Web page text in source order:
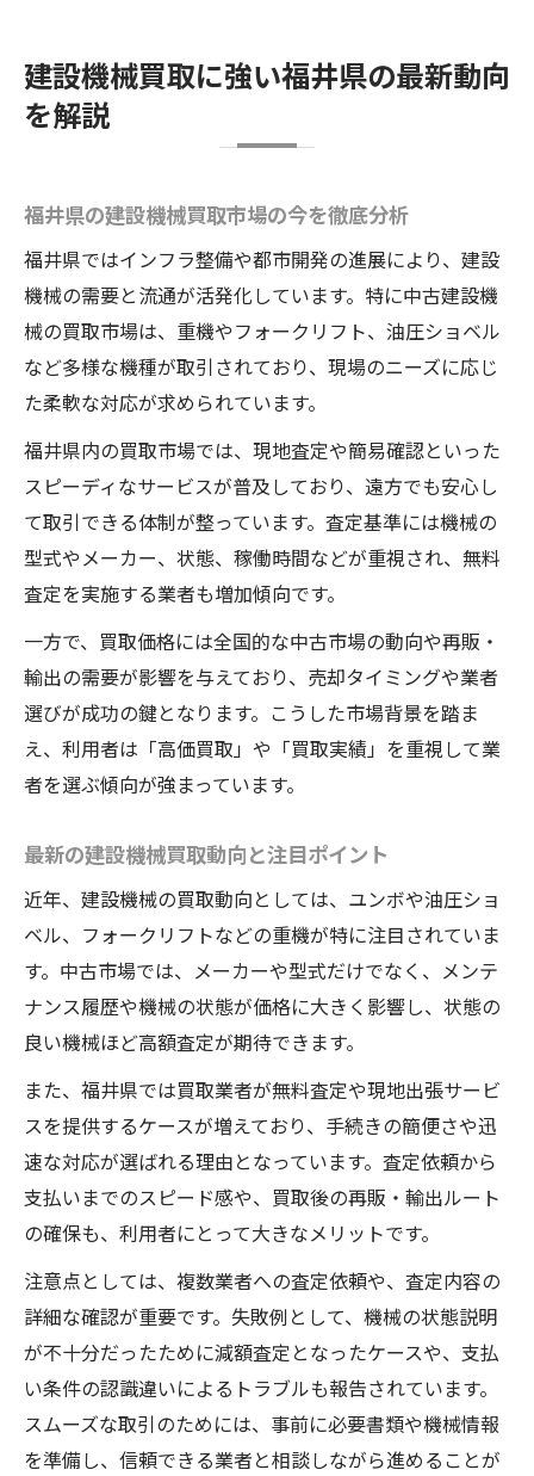
建設機械買取に強い福井県の最新動向
を解説
福井県の建設機械買取市場の今を徹底分析
福井県ではインフラ整備や都市開発の進展により、建設
機械の需要と流通が活発化しています。特に中古建設機
械の買取市場は、重機やフォークリフト、油圧ショベル
など多様な機種が取引されており、現場のニーズに応じ
た柔軟な対応が求められています。
福井県内の買取市場では、現地査定や簡易確認といった
スピーディなサービスが普及しており、遠方でも安心し
て取引できる体制が整っています。査定基準には機械の
型式やメーカー、状態、稼働時間などが重視され、無料
査定を実施する業者も増加傾向です。
一方で、買取価格には全国的な中古市場の動向や再販・
輸出の需要が影響を与えており、売却タイミングや業者
選びが成功の鍵となります。こうした市場背景を踏ま
え、利用者は「高価買取」や「買取実績」を重視して業
者を選ぶ傾向が強まっています。
最新の建設機械買取動向と注目ポイント
近年、建設機械の買取動向としては、ユンボや油圧ショ
ベル、フォークリフトなどの重機が特に注目されていま
す。中古市場では、メーカーや型式だけでなく、メンテ
ナンス履歴や機械の状態が価格に大きく影響し、状態の
良い機械ほど高額査定が期待できます。
また、福井県では買取業者が無料査定や現地出張サービ
スを提供するケースが増えており、手続きの簡便さや迅
速な対応が選ばれる理由となっています。査定依頼から
支払いまでのスピード感や、買取後の再販・輸出ルート
の確保も、利用者にとって大きなメリットです。
注意点としては、複数業者への査定依頼や、査定内容の
詳細な確認が重要です。失敗例として、機械の状態説明
が不十分だったために減額査定となったケースや、支払
い条件の認識違いによるトラブルも報告されています。
スムーズな取引のためには、事前に必要書類や機械情報
を準備し、信頼できる業者と相談しながら進めることが